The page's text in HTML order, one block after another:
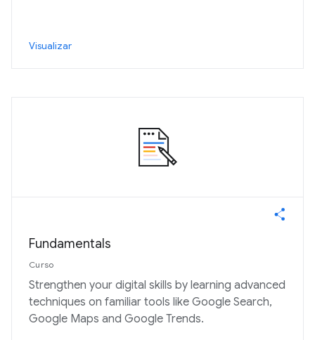
Visualizar
Fundamentals
Curso
Strengthen your digital skills by learning advanced
techniques on familiar tools like Google Search,
Google Maps and Google Trends.